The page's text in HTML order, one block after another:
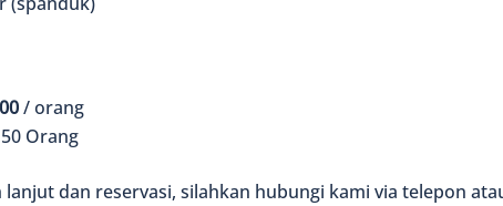
/ orang
Orang
dan reservasi, silahkan hubungi kami via telepon